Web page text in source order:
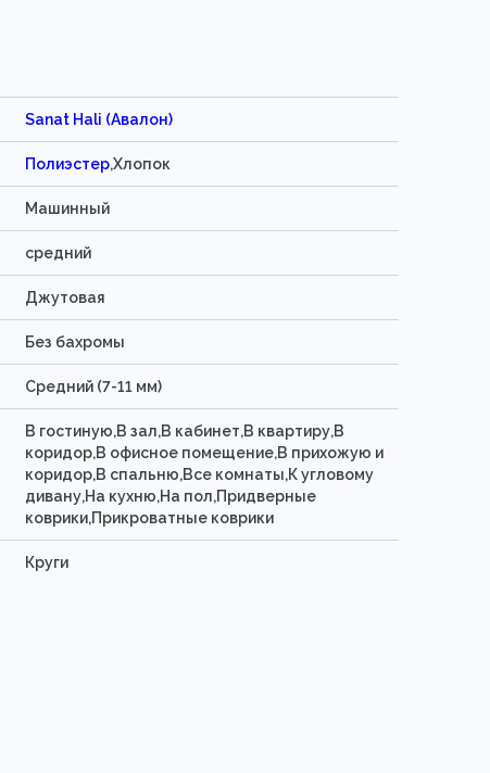
Sanat Hali (Авалон)
Полиэстер,Хлопок
Машинный
средний
Джутовая
Без бахромы
Средний (7-11 мм)
В гостиную,В зал,В кабинет,В квартиру,В
коридор,В офисное помещение,В прихожую и
коридор,В спальню,Все комнаты,К угловому
дивану,На кухню,На пол,Придверные
коврики,Прикроватные коврики
Круги